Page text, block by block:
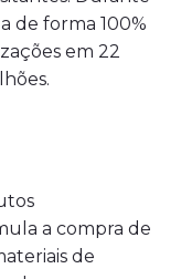
de forma 100%
em 22
a compra de
de